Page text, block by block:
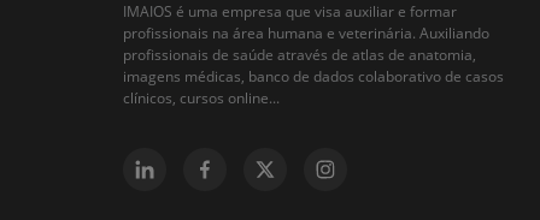
IMAIOS é uma empresa que visa auxiliar e formar
profissionais na área humana e veterinária. Auxiliando
profissionais de saúde através de atlas de anatomia,
imagens médicas, banco de dados colaborativo de casos
clínicos, cursos online...